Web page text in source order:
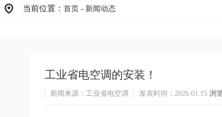
当前位置： 首页 - 新闻动态
工业省电空调的安装！
新闻来源：工业省电空调 发表时间：2026.01.15 浏